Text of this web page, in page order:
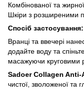
Комбінованої та
Шкіри з розширеними
Спосіб застосування:
Вранці та ввечері
додайте воду та
масажуючи круговими
Sadoer Collagen
чистої, зволоженої та